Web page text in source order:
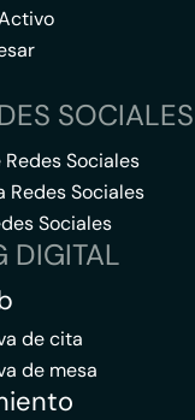
SOCIALES
Sociales
Redes Sociales
Sociales
DIGITAL
de cita
de mesa